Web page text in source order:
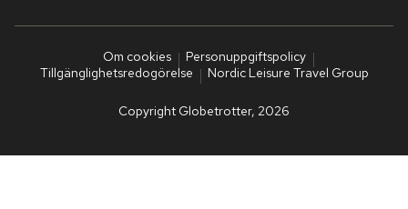
Om cookies
Personuppgiftspolicy
Tillgänglighetsredogörelse
Nordic Leisure Travel Group
Copyright Globetrotter, 2026